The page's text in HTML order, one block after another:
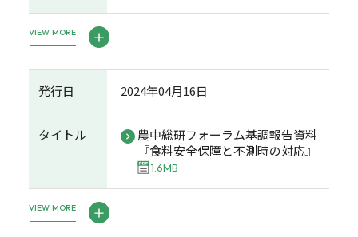
VIEW MORE
発行日 2024年04月16日
タイトル
農中総研フォーラム基調報告資料
『食料安全保障と不測時の対応』
1.6MB
VIEW MORE